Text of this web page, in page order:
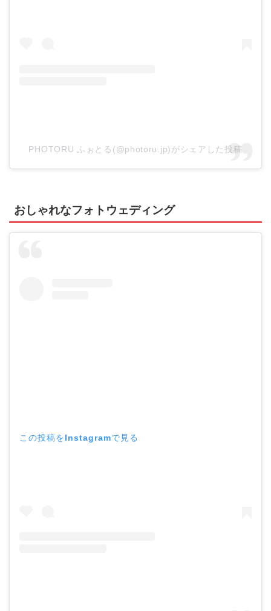
PHOTORU ふぉとる(@photoru.jp)がシェアした投稿
おしゃれなフォトウェディング
この投稿をInstagramで見る